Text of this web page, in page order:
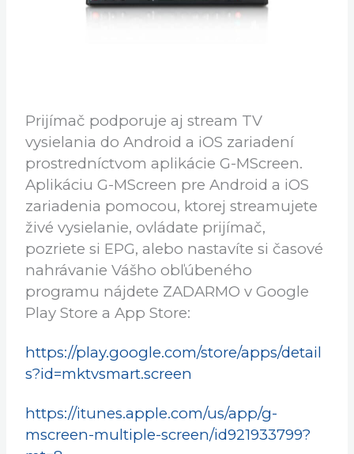
Prijímač podporuje aj stream TV
vysielania do Android a iOS zariadení
prostredníctvom aplikácie G-MScreen.
Aplikáciu G-MScreen pre Android a iOS
zariadenia pomocou, ktorej streamujete
živé vysielanie, ovládate prijímač,
nahrávanie Vášho obľúbeného
programu nájdete ZADARMO v Google
Play Store a App Store:
https://play.google.com/store/apps/detail